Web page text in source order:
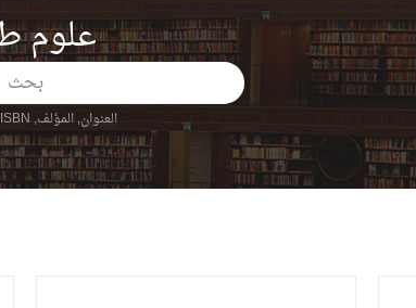
علوم
بحث
العنوان, المؤلف, ISBN, رقم النشر